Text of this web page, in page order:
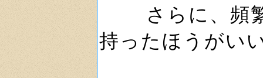
さらに、頻繁
持ったほうがい